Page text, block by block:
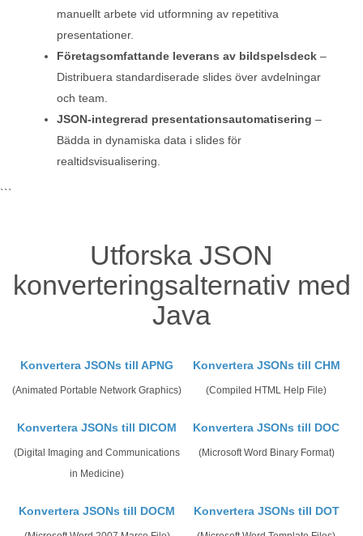
manuellt arbete vid utformning av repetitiva
presentationer.
Företagsomfattande leverans av bildspelsdeck –
Distribuera standardiserade slides över avdelningar
och team.
JSON-integrerad presentationsautomatisering –
Bädda in dynamiska data i slides för
realtidsvisualisering.
```
Utforska JSON
konverteringsalternativ med
Java
Konvertera JSONs till APNG
(Animated Portable Network Graphics)
Konvertera JSONs till CHM
(Compiled HTML Help File)
Konvertera JSONs till DICOM
(Digital Imaging and Communications
in Medicine)
Konvertera JSONs till DOC
(Microsoft Word Binary Format)
Konvertera JSONs till DOCM Konvertera JSONs till DOT